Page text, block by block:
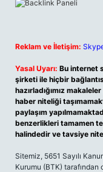
Reklam ve İletişim:
Yasal Uyarı: Bu internet
şirketi ile hiçbir
hazırladığımız
haber niteliği
paylaşım
benzerlikleri tamamen
halindedir ve tavsiye
Sitemiz, 5651 Sayılı
Kurumu (BTK) tarafından